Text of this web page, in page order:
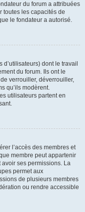
du forum a attribuées
toutes les capacités de
le fondateur a autorisé.
dont le travail
du forum. Ils ont le
verrouiller, déverrouiller,
qu’ils modèrent.
utilisateurs partent en
l’accès des membres et
membre peut appartenir
ses permissions. La
permet aux
de plusieurs membres
ou rendre accessible